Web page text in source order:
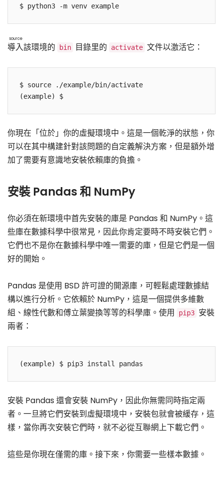
$ python3 -m venv example
導入
source
該環境的 bin 目錄里的 activate 文件以激活它：
$ source ./example/bin/activate
(example) $
你現在「位於」你的虛擬環境中。這是一個乾淨的狀態，你
可以在其中構建針對該問題的自定義解決方案，但是額外增
加了需要有意識地安裝依賴庫的負擔。
安裝 Pandas 和 NumPy
你必須在新環境中首先安裝的庫是 Pandas 和 NumPy。這
些庫在數據科學中很常見，因此你肯定要時不時安裝它們。
它們也不是你在數據科學中唯一需要的庫，但是它們是一個
好的開始。
Pandas 是使用 BSD 許可證的開源庫，可輕鬆處理數據結
構以進行分析。它依賴於 NumPy，這是一個提供多維數
組、線性代數和傅立葉變換等等的科學庫。使用
pip3 安裝
兩者：
(example) $ pip3 install pandas
安裝 Pandas 還會安裝 NumPy，因此你無需同時指定兩
者。一旦將它們安裝到虛擬環境中，安裝包就會被緩存，這
樣，當你再次安裝它們時，就不必從互聯網上下載它們。
這些是你現在僅需的庫。接下來，你需要一些樣本數據。